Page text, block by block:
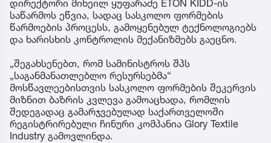
დირექტორი მიხეილ ყუფარაძე ETON KIDD-ის
საწარმოს ეწვია, სადაც სასკოლო ფორმების
წარმოების პროცესს, გამოყენებულ ტექნოლოგიებს
და ხარისხის კონტროლის მექანიზმებს გაეცნო.
„შეგახსენებთ, რომ სამინისტროს შპს
„საგანმანათლებლო რესურსებმა“
მოსწავლეებისთვის სასკოლო ფორმების შეკერვის
მიზნით ბაზრის კვლევა გამოაცხადა, რომლის
შედეგადაც გამარჯვებულად საქართველოში
რეგისტრირებული ჩინური კომპანია Glory Textile
Industry გამოვლინდა.